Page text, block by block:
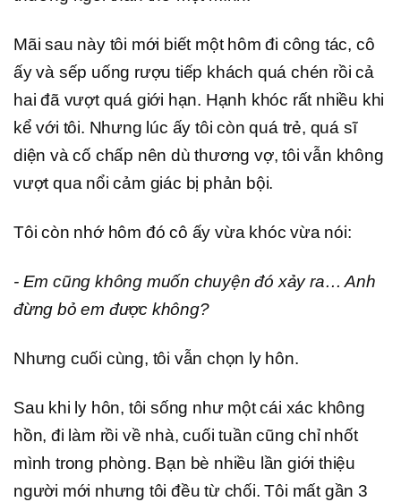
Mãi sau này tôi mới biết một hôm đi công tác, cô
ấy và sếp uống rượu tiếp khách quá chén rồi cả
hai đã vượt quá giới hạn. Hạnh khóc rất nhiều khi
kể với tôi. Nhưng lúc ấy tôi còn quá trẻ, quá sĩ
diện và cố chấp nên dù thương vợ, tôi vẫn không
vượt qua nổi cảm giác bị phản bội.
Tôi còn nhớ hôm đó cô ấy vừa khóc vừa nói:
- Em cũng không muốn chuyện đó xảy ra… Anh
đừng bỏ em được không?
Nhưng cuối cùng, tôi vẫn chọn ly hôn.
Sau khi ly hôn, tôi sống như một cái xác không
hồn, đi làm rồi về nhà, cuối tuần cũng chỉ nhốt
mình trong phòng. Bạn bè nhiều lần giới thiệu
người mới nhưng tôi đều từ chối. Tôi mất gần 3